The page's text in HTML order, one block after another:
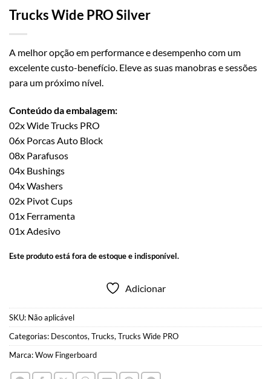
Trucks Wide PRO Silver
A melhor opção em performance e desempenho com um
excelente custo-benefício. Eleve as suas manobras e sessões
para um próximo nível.
Conteúdo da embalagem:
02x Wide Trucks PRO
06x Porcas Auto Block
08x Parafusos
04x Bushings
04x Washers
02x Pivot Cups
01x Ferramenta
01x Adesivo
Este produto está fora de estoque e indisponível.
Adicionar
SKU: Não aplicável
Categorias: Descontos, Trucks, Trucks Wide PRO
Marca:Wow Fingerboard